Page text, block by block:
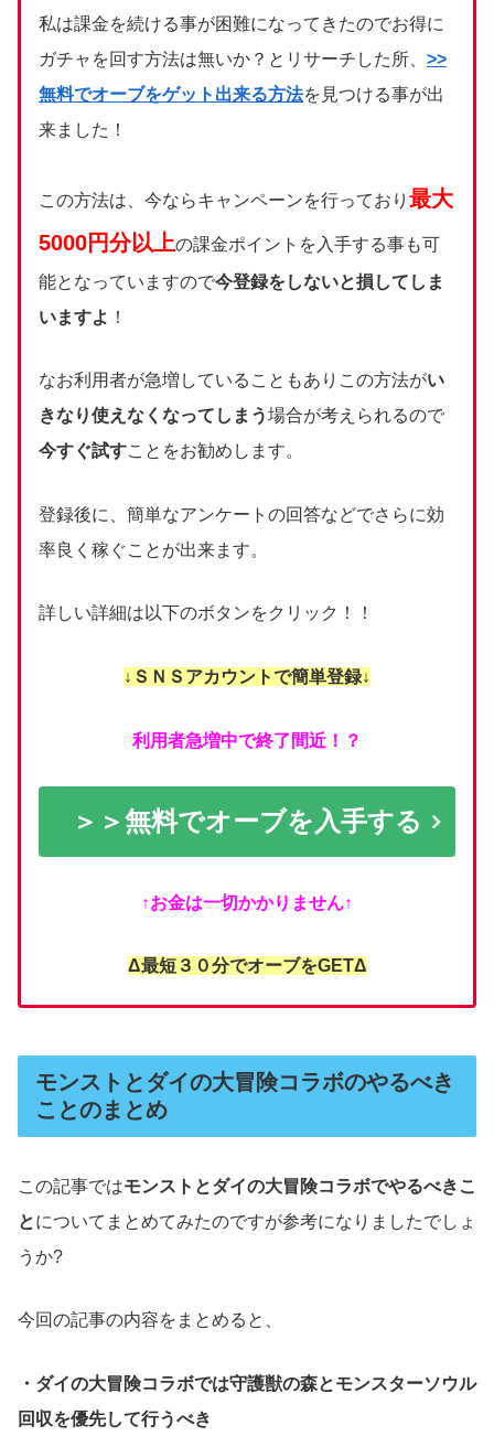
私は課金を続ける事が困難になってきたのでお得に
ガチャを回す方法は無いか？とリサーチした所、 >>
無料でオーブをゲット出来る方法を見つける事が出
来ました！
この方法は、今ならキャンペーンを行っており 最大
5000円分以上の課金ポイントを入手する事も可
能となっていますので今登録をしないと損してしま
いますよ ！
なお利用者が急増していることもありこの方法がい
きなり使えなくなってしまう場合が考えられるので
今すぐ試すことをお勧めします。
登録後に、簡単なアンケートの回答などでさらに効
率良く稼ぐことが出来ます。
詳しい詳細は以下のボタンをクリック！！
↓ＳＮＳアカウントで簡単登録↓
利用者急増中で終了間近！？
＞＞無料でオーブを入手する
↑お金は一切かかりません↑
Δ最短３０分でオーブをGETΔ
モンストとダイの大冒険コラボのやるべき
ことのまとめ
この記事ではモンストとダイの大冒険コラボでやるべきこ
とについてまとめてみたのですが参考になりましたでしょ
うか?
今回の記事の内容をまとめると、
・ダイの大冒険コラボでは守護獣の森とモンスターソウル
回収を優先して行うべき